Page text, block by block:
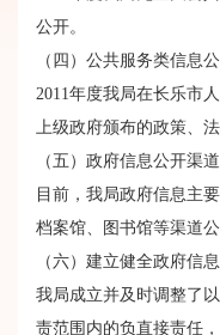
公开。
（四）公共服务类信息
2011年度我局在长乐市
上级政府颁布的政策、
（五）政府信息公开渠
目前，我局政府信息主
档案馆、图书馆等渠道公
（六）建立健全政府信
我局成立并及时调整了
责范围内的负直接责任